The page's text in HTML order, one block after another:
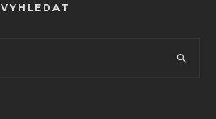
VYHLEDAT